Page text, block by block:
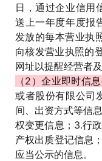
日，通过企业信用
送上一年度年度报
发放的每本营业执
向核发营业执照的
网址以提醒经营者及
（2）企业即时信息
或者股份有限公司
间、出资方式等信
权变更信息；3.行
产权出质登记信息
应当公示的信息。